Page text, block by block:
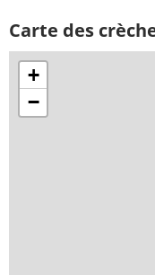
Carte des
+
−